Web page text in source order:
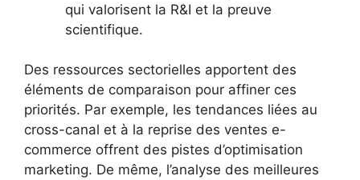
qui valorisent la R&I et la preuve
scientifique.
Des ressources sectorielles apportent des
éléments de comparaison pour affiner ces
priorités. Par exemple, les tendances liées au
cross-canal et à la reprise des ventes e-
commerce offrent des pistes d’optimisation
marketing. De même, l’analyse des meilleures